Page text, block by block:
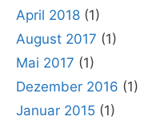
April 2018 (1)
August 2017 (1)
Mai 2017 (1)
Dezember 2016 (1)
Januar 2015 (1)